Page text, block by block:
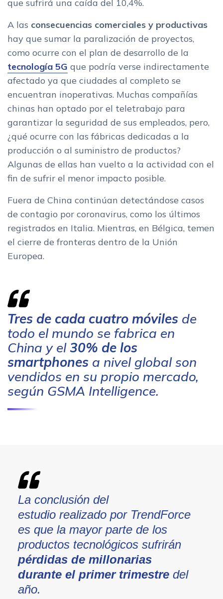
que sufrirá una caída del 10,4%.
A las consecuencias comerciales y productivas
hay que sumar la paralización de proyectos,
como ocurre con el plan de desarrollo de la
tecnología 5G que podría verse indirectamente
afectado ya que ciudades al completo se
encuentran inoperativas. Muchas compañías
chinas han optado por el teletrabajo para
garantizar la seguridad de sus empleados, pero,
¿qué ocurre con las fábricas dedicadas a la
producción o al suministro de productos?
Algunas de ellas han vuelto a la actividad con el
fin de sufrir el menor impacto posible.
Fuera de China continúan detectándose casos
de contagio por coronavirus, como los últimos
registrados en Italia. Mientras, en Bélgica, temen
el cierre de fronteras dentro de la Unión
Europea.
Tres de cada cuatro móviles de
todo el mundo se fabrica en
China y el30% de los
smartphones a nivel global son
vendidos en su propio mercado,
según GSMA Intelligence.
La conclusión del
estudio realizado por TrendForce
es que la mayor parte de los
productos tecnológicos sufrirán
pérdidas de millonarias
durante el primer trimestredel
año.